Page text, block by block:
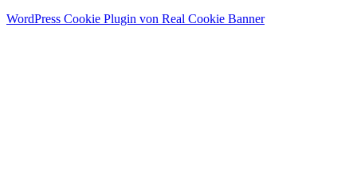
WordPress Cookie Plugin von Real Cookie Banner